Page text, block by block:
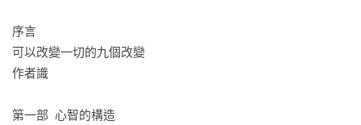
朱映蓉（加州矽谷心理師、執業婚姻與家庭治療師）
余秀芷（作家兼電台主持人）
吳祥輝（知名作家）
南方朔（社會評論家）
序言
可以改變一切的九個改變
作者識
第一部  心智的構造